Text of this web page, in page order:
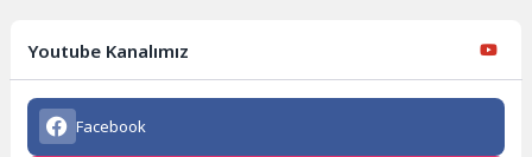
Youtube Kanalımız
Facebook